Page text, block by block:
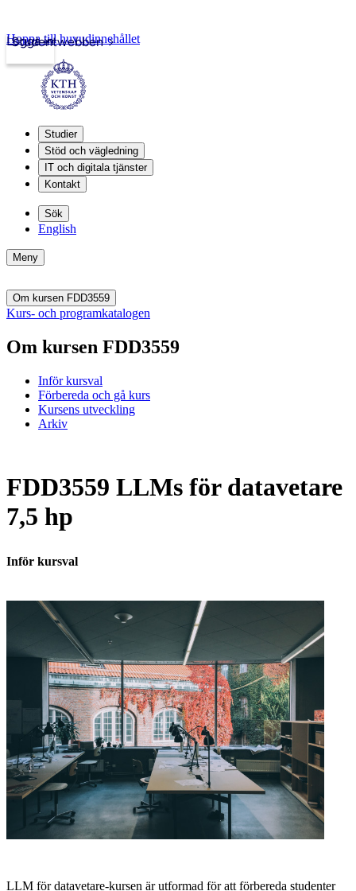
Studentwebben
Logga in
Hoppa till huvudinnehållet
Studier
Stöd och vägledning
IT och digitala tjänster
Kontakt
Sök
English
Meny
Om kursen FDD3559
Kurs- och programkatalogen
Om kursen FDD3559
Inför kursval
Förbereda och gå kurs
Kursens utveckling
Arkiv
FDD3559 LLMs för datavetare
7,5 hp
Inför kursval
LLM för datavetare-kursen är utformad för att förbereda studenter